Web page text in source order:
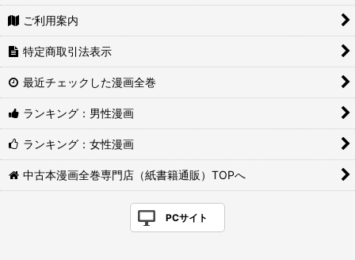
ご利用案内
特定商取引法表示
最近チェックした漫画全巻
ランキング：男性漫画
ランキング：女性漫画
中古本漫画全巻専門店（紙書籍通販）TOPへ
PCサイト